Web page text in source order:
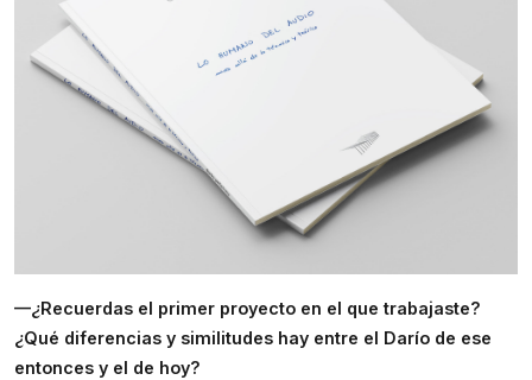
—¿Recuerdas el primer proyecto en el que trabajaste?
¿Qué diferencias y similitudes hay entre el Darío de ese
entonces y el de hoy?